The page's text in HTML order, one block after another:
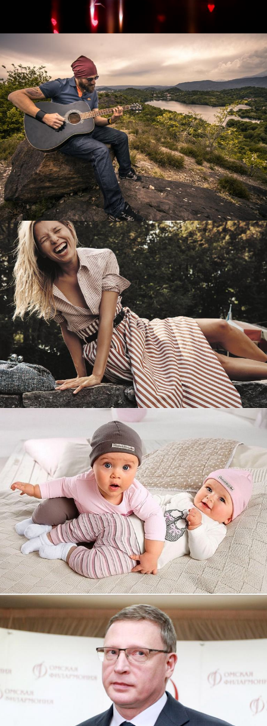
Перевод интернет-магазина
Guitaramania.ru на 1С-Битрикс
Смотреть проект
Имиджевый сайт для сети магазинов
Soho Project
Смотреть проект
Увеличили выручку интернет-
магазину topdatop.ru на 25%!
Смотреть проект
Сайт кандидата в губернаторы
Буркова Александра Леонидовича